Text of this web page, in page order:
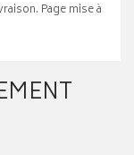
Page mise à